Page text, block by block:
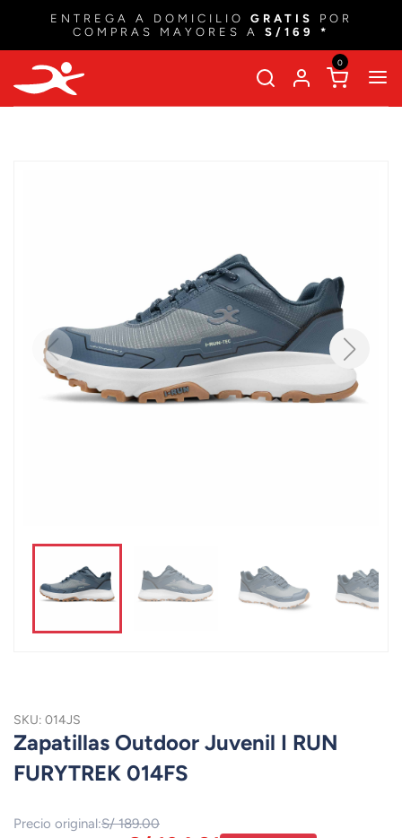
ENTREGA A DOMICILIO GRATIS
POR
COMPRAS MAYORES A S/169 *
0
SKU: 014JS
Zapatillas Outdoor Juvenil I RUN
FURYTREK 014FS
Precio original:S/ 189.00